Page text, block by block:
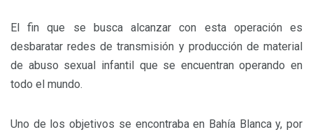
El fin que se busca alcanzar con esta operación es
desbaratar redes de transmisión y producción de material
de abuso sexual infantil que se encuentran operando en
todo el mundo.
Uno de los objetivos se encontraba en Bahía Blanca y, por